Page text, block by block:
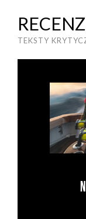
TEKSTY